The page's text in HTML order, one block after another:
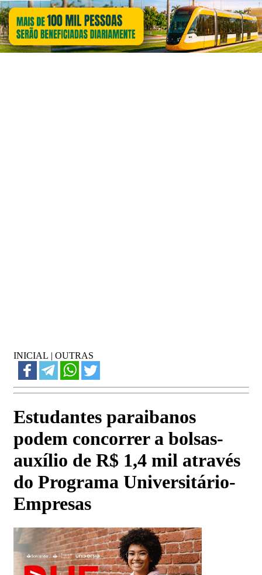
INICIAL | OUTRAS
Estudantes paraibanos
podem concorrer a bolsas-
auxílio de R$ 1,4 mil através
do Programa Universitário-
Empresas